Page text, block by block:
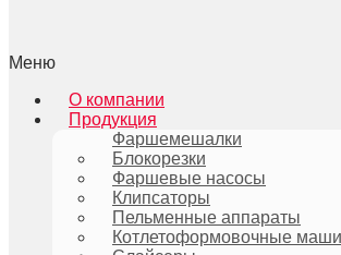
Меню
О компании
Продукция
Фаршемешалки
Блокорезки
Фаршевые насосы
Клипсаторы
Пельменные аппараты
Котлетоформовочные